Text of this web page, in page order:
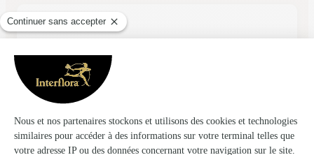
★ ★ ★ ★ ★
Ok , il y a du choix par contre un peu trop d’options payante
proposée au moment de la commande .
19/03/2026